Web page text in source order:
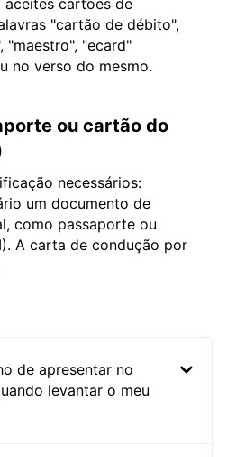
aceites cartões de
"cartão de débito",
"maestro", "ecard"
no verso do mesmo.
ou cartão do
necessários:
um documento de
como passaporte ou
A carta de condução por
de apresentar no
levantar o meu